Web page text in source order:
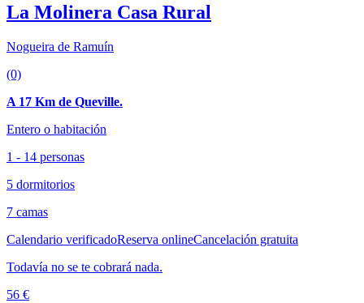
La Molinera Casa Rural
Nogueira de Ramuín
(0)
A 17 Km de Queville.
Entero o habitación
1 - 14 personas
5 dormitorios
7 camas
Calendario verificadoReserva onlineCancelación gratuita
Todavía no se te cobrará nada.
56 €